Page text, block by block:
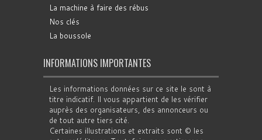
La machine à faire des rébus
Nos clés
La boussole
INFORMATIONS IMPORTANTES
Les informations données sur ce site le sont à
titre indicatif. Il vous appartient de les vérifier
auprès des organisateurs, des annonceurs ou
de tout autre tiers cité.
Certaines illustrations et extraits sont © les